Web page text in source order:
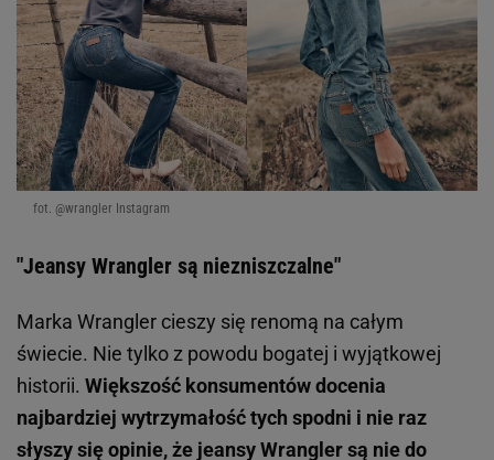
fot. @wrangler Instagram
"Jeansy Wrangler są niezniszczalne"
Marka Wrangler cieszy się renomą na całym
świecie. Nie tylko z powodu bogatej i wyjątkowej
historii. Większość konsumentów docenia
najbardziej wytrzymałość tych spodni i nie raz
słyszy się opinie, że jeansy Wrangler są nie do